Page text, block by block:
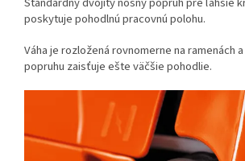
poskytuje pohodlnú pracovnú polohu.
Váha je rozložená rovnomerne na ramenách
popruhu zaisťuje ešte väčšie pohodlie.